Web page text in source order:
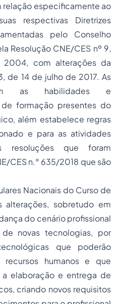
relação especificamente ao
respectivas Diretrizes
pelo Conselho
Resolução CNE/CES nº 9,
com alterações da
de 14 de julho de 2017. As
as habilidades e
formação presentes do
além estabelece regras
e para as atividades
resoluções que foram
CES n.° 635/2018 que são
Nacionais do Curso de
alterações, sobretudo em
do cenário profissional
novas tecnologias, por
que poderão
humanos e que
elaboração e entrega de
criando novos requisitos